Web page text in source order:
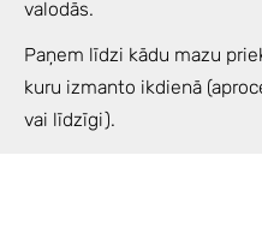
valodās.
Paņem līdzi kādu mazu
kuru izmanto ikdienā
vai līdzīgi).